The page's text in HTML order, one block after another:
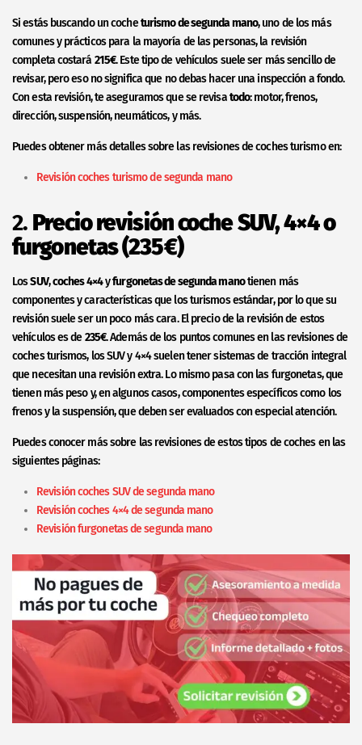
Si estás buscando un cocheturismo de segunda mano, uno de los más
comunes y prácticos para la mayoría de las personas, la revisión
completa costará 215€. Este tipo de vehículos suele ser más sencillo de
revisar, pero eso no significa que no debas hacer una inspección a fondo.
Con esta revisión, te aseguramos que se revisatodo: motor, frenos,
dirección, suspensión, neumáticos, y más.
Puedes obtener más detalles sobre las revisiones de coches turismo en:
Revisión coches turismo de segunda mano
2. Precio revisión coche SUV, 4×4 o
furgonetas (235€)
LosSUV,coches 4×4yfurgonetas de segunda manotienen más
componentes y características que los turismos estándar, por lo que su
revisión suele ser un poco más cara. El precio de la revisión de estos
vehículos es de235€. Además de los puntos comunes en las revisiones de
coches turismos, los SUV y 4×4 suelen tener sistemas de tracción integral
que necesitan una revisión extra. Lo mismo pasa con las furgonetas, que
tienen más peso y, en algunos casos, componentes específicos como los
frenos y la suspensión, que deben ser evaluados con especial atención.
Puedes conocer más sobre las revisiones de estos tipos de coches en las
siguientes páginas:
Revisión coches SUV de segunda mano
Revisión coches 4×4 de segunda mano
Revisión furgonetas de segunda mano